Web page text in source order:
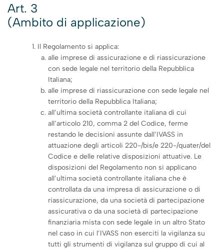
Art. 3
(Ambito di applicazione)
Il Regolamento si applica:
alle imprese di assicurazione e di riassicurazione
con sede legale nel territorio della Repubblica
Italiana;
alle imprese di riassicurazione con sede legale nel
territorio della Repubblica Italiana;
all’ultima società controllante italiana di cui
all’articolo 210, comma 2 del Codice, ferme
restando le decisioni assunte dall’IVASS in
attuazione degli articoli 220-/bis/e 220-/quater/del
Codice e delle relative disposizioni attuative. Le
disposizioni del Regolamento non si applicano
all’ultima società controllante italiana che è
controllata da una impresa di assicurazione o di
riassicurazione, da una società di partecipazione
assicurativa o da una società di partecipazione
finanziaria mista con sede legale in un altro Stato
nel caso in cui l’IVASS non eserciti la vigilanza su
tutti gli strumenti di vigilanza sul gruppo di cui al